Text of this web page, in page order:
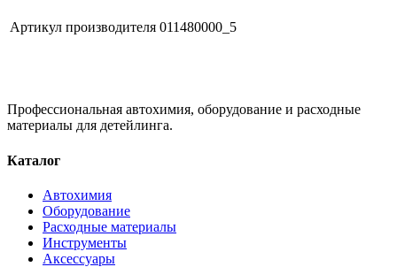
Артикул производителя 011480000_5
Профессиональная автохимия, оборудование и расходные
материалы для детейлинга.
Каталог
Автохимия
Оборудование
Расходные материалы
Инструменты
Аксессуары